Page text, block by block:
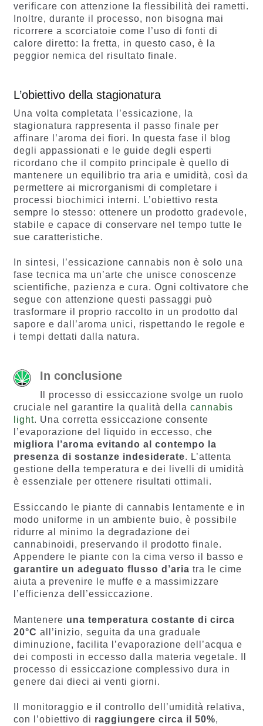
verificare con attenzione la flessibilità dei rametti.
Inoltre, durante il processo, non bisogna mai
ricorrere a scorciatoie come l’uso di fonti di
calore diretto: la fretta, in questo caso, è la
peggior nemica del risultato finale.
L’obiettivo della stagionatura
Una volta completata l’essicazione, la
stagionatura rappresenta il passo finale per
affinare l’aroma dei fiori. In questa fase il blog
degli appassionati e le guide degli esperti
ricordano che il compito principale è quello di
mantenere un equilibrio tra aria e umidità, così da
permettere ai microrganismi di completare i
processi biochimici interni. L’obiettivo resta
sempre lo stesso: ottenere un prodotto gradevole,
stabile e capace di conservare nel tempo tutte le
sue caratteristiche.
In sintesi, l’essicazione cannabis non è solo una
fase tecnica ma un’arte che unisce conoscenze
scientifiche, pazienza e cura. Ogni coltivatore che
segue con attenzione questi passaggi può
trasformare il proprio raccolto in un prodotto dal
sapore e dall’aroma unici, rispettando le regole e
i tempi dettati dalla natura.
In conclusione
Il processo di essiccazione svolge un ruolo
cruciale nel garantire la qualità della cannabis
light. Una corretta essiccazione consente
l’evaporazione del liquido in eccesso, che
migliora l’aroma evitando al contempo la
presenza di sostanze indesiderate. L’attenta
gestione della temperatura e dei livelli di umidità
è essenziale per ottenere risultati ottimali.
Essiccando le piante di cannabis lentamente e in
modo uniforme in un ambiente buio, è possibile
ridurre al minimo la degradazione dei
cannabinoidi, preservando il prodotto finale.
Appendere le piante con la cima verso il basso e
garantire un adeguato flusso d’aria tra le cime
aiuta a prevenire le muffe e a massimizzare
l’efficienza dell’essiccazione.
Mantenere una temperatura costante di circa
20°C all’inizio, seguita da una graduale
diminuzione, facilita l’evaporazione dell’acqua e
dei composti in eccesso dalla materia vegetale. Il
processo di essiccazione complessivo dura in
genere dai dieci ai venti giorni.
Il monitoraggio e il controllo dell’umidità relativa,
con l’obiettivo di raggiungere circa il 50%,